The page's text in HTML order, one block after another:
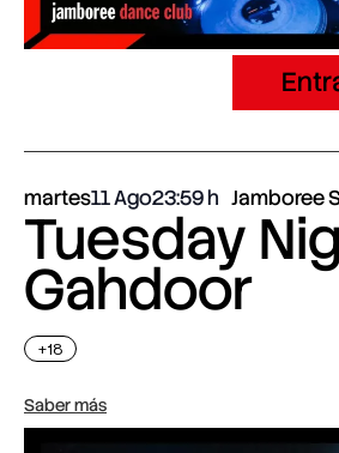
martes11 Ago23:59 Jamboree
Tuesday
Gahdoor
+18
Saber más